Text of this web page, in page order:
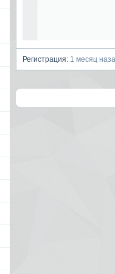
Регистрация:1 месяц